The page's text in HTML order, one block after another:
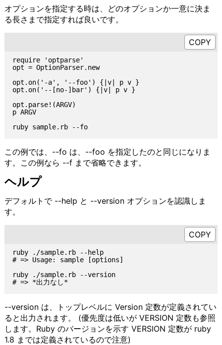
オプションを指定する時は、どのオプションか一意に決ま
る長さまで指定すれば良いです。
require 'optparse'
opt = OptionParser.new
opt.on('-a', '--foo') {|v| p v }
opt.on('--[no-]bar') {|v| p v }
opt.parse!(ARGV)
p ARGV
ruby sample.rb --fo
この例では、--fo は、--foo を指定したのと同じになりま
す。この例なら --f まで省略できます。
ヘルプ
デフォルトで --help と --version オプションを認識しま
す。
ruby ./sample.rb --help
# => Usage: sample [options]
ruby ./sample.rb --version
# => *出力なし*
--version は、トップレベルに Version 定数が定義されてい
ると出力されます。 (優先度は低いが VERSION 定数も参照
します。Ruby のバージョンを示す VERSION 定数が ruby
1.8 までは定義されているので注意)